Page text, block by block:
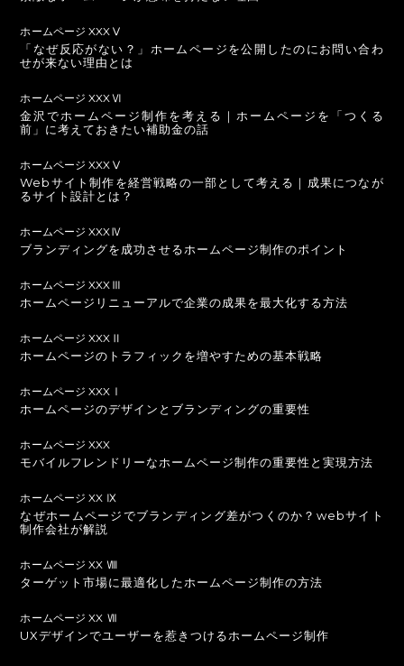
ホームページ XXXⅤ
「なぜ反応がない？」ホームページを公開したのにお問い合わ
せが来ない理由とは
ホームページ XXXⅥ
金沢でホームページ制作を考える｜ホームページを「つくる
前」に考えておきたい補助金の話
ホームページ XXXⅤ
Webサイト制作を経営戦略の一部として考える｜成果につなが
るサイト設計とは？
ホームページ XXXⅣ
ブランディングを成功させるホームページ制作のポイント
ホームページ XXXⅢ
ホームページリニューアルで企業の成果を最大化する方法
ホームページ XXXⅡ
ホームページのトラフィックを増やすための基本戦略
ホームページ XXXⅠ
ホームページのデザインとブランディングの重要性
ホームページ XXX
モバイルフレンドリーなホームページ制作の重要性と実現方法
ホームページ XX Ⅸ
なぜホームページでブランディング差がつくのか？webサイト
制作会社が解説
ホームページ XX Ⅷ
ターゲット市場に最適化したホームページ制作の方法
ホームページ XX Ⅶ
UXデザインでユーザーを惹きつけるホームページ制作